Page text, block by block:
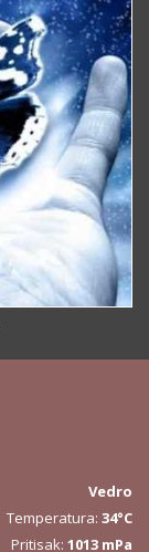
Vedro
Temperatura: 34°C
Pritisak: 1013 mPa